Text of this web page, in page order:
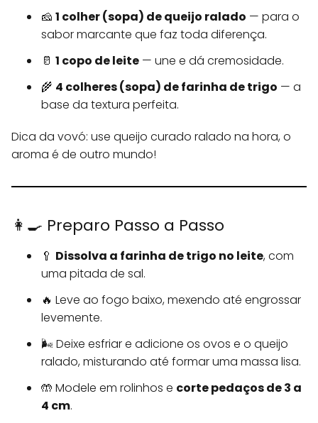
🧀 1 colher (sopa) de queijo ralado — para o
sabor marcante que faz toda diferença.
🥛 1 copo de leite — une e dá cremosidade.
🌾 4 colheres (sopa) de farinha de trigo — a
base da textura perfeita.
Dica da vovó: use queijo curado ralado na hora, o
aroma é de outro mundo!
👩‍🍳 Preparo Passo a Passo
🥄 Dissolva a farinha de trigo no leite, com
uma pitada de sal.
🔥 Leve ao fogo baixo, mexendo até engrossar
levemente.
🌬️ Deixe esfriar e adicione os ovos e o queijo
ralado, misturando até formar uma massa lisa.
🤲 Modele em rolinhos e corte pedaços de 3 a
4 cm.